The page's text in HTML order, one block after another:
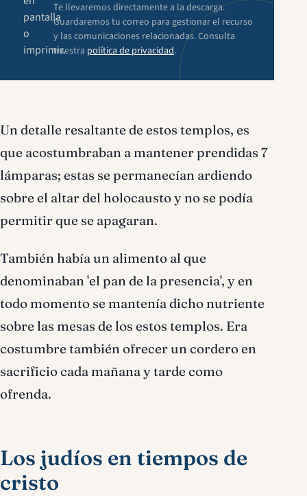
pantalla
o
imprimir.
Te llevaremos directamente a la descarga.
Guardaremos tu correo para gestionar el recurso
y las comunicaciones relacionadas. Consulta
nuestra política de privacidad.
Un detalle resaltante de estos templos, es
que acostumbraban a mantener prendidas 7
lámparas; estas se permanecían ardiendo
sobre el altar del holocausto y no se podía
permitir que se apagaran.
También había un alimento al que
denominaban 'el pan de la presencia', y en
todo momento se mantenía dicho nutriente
sobre las mesas de los estos templos. Era
costumbre también ofrecer un cordero en
sacrificio cada mañana y tarde como
ofrenda.
Los judíos en tiempos de
cristo